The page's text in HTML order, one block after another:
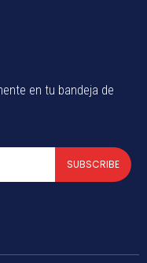
en tu bandeja de
SUBSCRIBE